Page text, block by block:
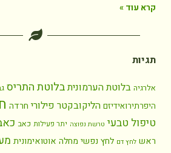
קרא עוד »
תגיות
אלרגיה בלוטת הערמוניתבלוטת התריס
היפרתירואידיזם הליקובקטר פילורי חרדה
טיפול טבעי טרשת נפוצה יתר פעילות כאב
ראש לחץ דם לחץ נפשי מחלה אוטואימונית